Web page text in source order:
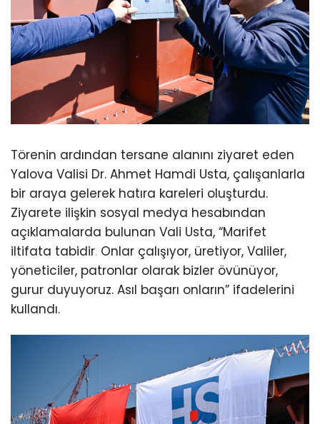
Törenin ardından tersane alanını ziyaret eden
Yalova Valisi Dr. Ahmet Hamdi Usta, çalışanlarla
bir araya gelerek hatıra kareleri oluşturdu.
Ziyarete ilişkin sosyal medya hesabından
açıklamalarda bulunan Vali Usta, “Marifet
iltifata tabidir. Onlar çalışıyor, üretiyor, Valiler,
yöneticiler, patronlar olarak bizler övünüyor,
gurur duyuyoruz. Asıl başarı onların” ifadelerini
kullandı.